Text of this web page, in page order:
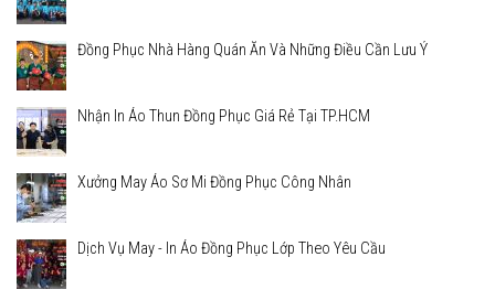
Đồng Phục Nhà Hàng Quán Ăn Và Những Điều Cần Lưu Ý
Nhận In Áo Thun Đồng Phục Giá Rẻ Tại TP.HCM
Xưởng May Áo Sơ Mi Đồng Phục Công Nhân
Dịch Vụ May - In Áo Đồng Phục Lớp Theo Yêu Cầu